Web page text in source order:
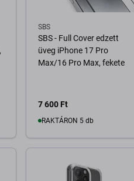
SBS
SBS - Full Cover edzett
üveg iPhone 17 Pro
Max/16 Pro Max, fekete
7 600 Ft
RAKTÁRON 5 db